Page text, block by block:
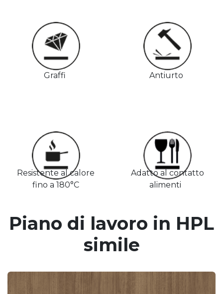
Graffi Antiurto
Resistente al calore
fino a 180°C
Adatto al contatto
alimenti
Piano di lavoro in HPL
simile